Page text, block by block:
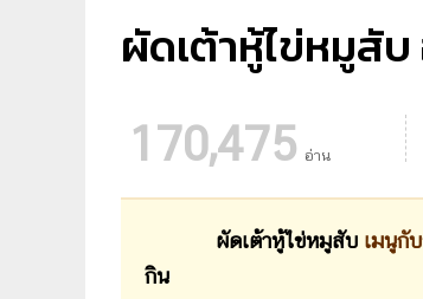
ผัดเต้าหู้ไข่หมูสั
170,475 อ่าน
ผัดเต้าหู้ไข่หมูสับ เมนูกั
กิน